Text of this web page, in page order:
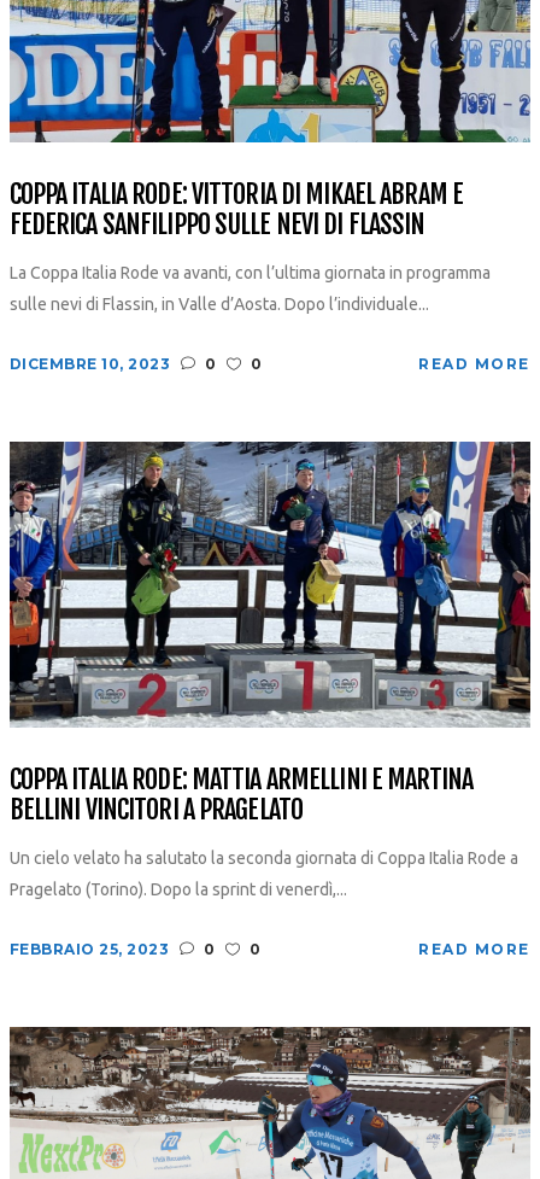
COPPA ITALIA RODE: VITTORIA DI MIKAEL ABRAM E
FEDERICA SANFILIPPO SULLE NEVI DI FLASSIN
La Coppa Italia Rode va avanti, con l’ultima giornata in programma
sulle nevi di Flassin, in Valle d’Aosta. Dopo l’individuale...
DICEMBRE 10, 2023 0 0 READ MORE
COPPA ITALIA RODE: MATTIA ARMELLINI E MARTINA
BELLINI VINCITORI A PRAGELATO
Un cielo velato ha salutato la seconda giornata di Coppa Italia Rode a
Pragelato (Torino). Dopo la sprint di venerdì,...
FEBBRAIO 25, 2023 0 0 READ MORE